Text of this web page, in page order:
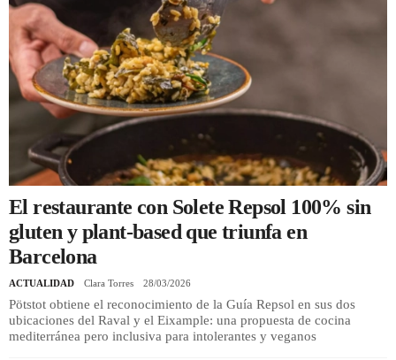
TRADICIÓN
MENÚ DEL DÍA
A CUCHILLO
REGISTRO
INICIAR SESIÓN
El restaurante con Solete Repsol 100% sin
gluten y plant-based que triunfa en
Barcelona
ACTUALIDAD Clara Torres 28/03/2026
Pötstot obtiene el reconocimiento de la Guía Repsol en sus dos
ubicaciones del Raval y el Eixample: una propuesta de cocina
mediterránea pero inclusiva para intolerantes y veganos